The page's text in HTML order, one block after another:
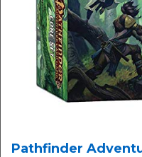
Pathfinder